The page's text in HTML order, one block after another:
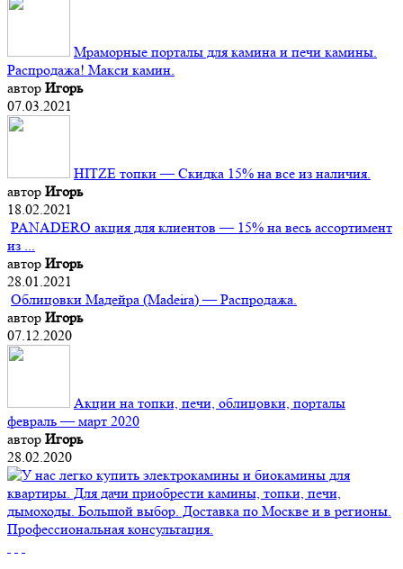
Мраморные порталы для камина и печи камины.
Распродажа! Макси камин.
автор Игорь
07.03.2021
HITZE топки — Скидка 15% на все из наличия.
автор Игорь
18.02.2021
PANADERO акция для клиентов — 15% на весь ассортимент
из ...
автор Игорь
28.01.2021
Облицовки Мадейра (Мadeira) — Распродажа.
автор Игорь
07.12.2020
Акции на топки, печи, облицовки, порталы
февраль — март 2020
автор Игорь
28.02.2020